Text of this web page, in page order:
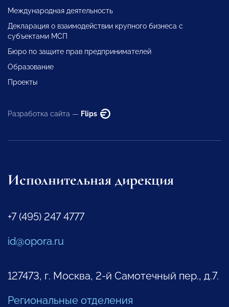
Международная деятельность
Декларация о взаимодействии крупного бизнеса с
субъектами МСП
Бюро по защите прав предпринимателей
Образование
Проекты
Разработка сайта — Flips
Исполнительная дирекция
+7 (495) 247 4777
id@opora.ru
127473, г. Москва, 2-й Самотечный пер., д.7.
Региональные отделения